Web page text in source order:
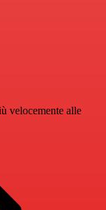
velocemente alle